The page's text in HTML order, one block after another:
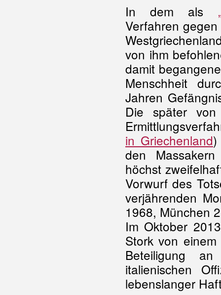
In dem als
Verfahren
von ihm
damit
Menschheit
Jahren
Die später von
in Griechenland)
den
höchst
Vorwurf des
verjährenden
1968, München
Im Oktober
Stork von
Beteiligung
italienischen
lebenslanger